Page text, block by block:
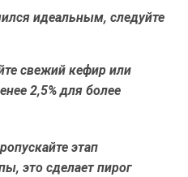
идеальным, следуйте
свежий кефир или
2,5% для более
этап
это сделает пирог